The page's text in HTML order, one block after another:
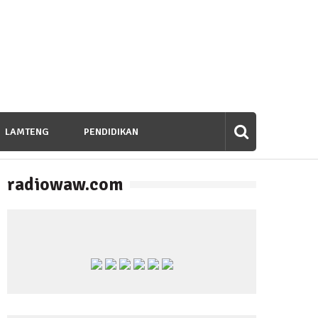
LAMTENG PENDIDIKAN
untuk Bangsa
radiowaw.com